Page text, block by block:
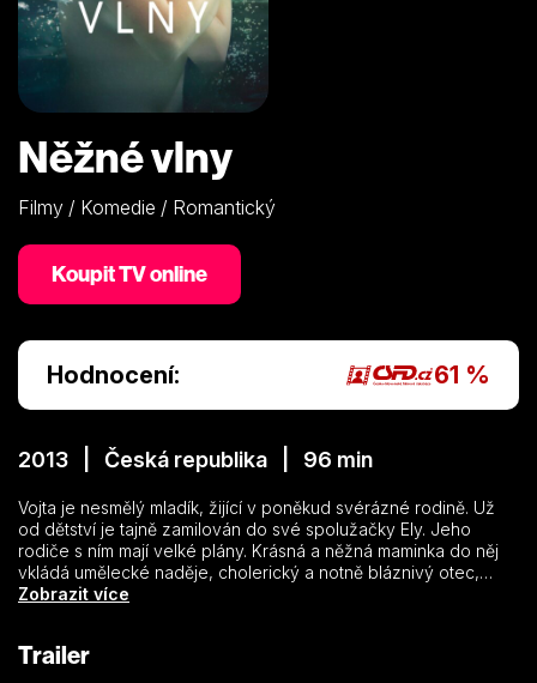
Něžné vlny
Filmy / Komedie / Romantický
Koupit TV online
Hodnocení: 61 %
2013 | Česká republika | 96 min
Vojta je nesmělý mladík, žijící v poněkud svérázné rodině. Už
od dětství je tajně zamilován do své spolužačky Ely. Jeho
rodiče s ním mají velké plány. Krásná a něžná maminka do něj
vkládá umělecké naděje, cholerický a notně bláznivý otec,
který zažil asi největší životní zklamání a zároveň trapas, když
samozřejmě rusovlasá Ela, okouzlující akvabela, která v
Zobrazit více
Trailer